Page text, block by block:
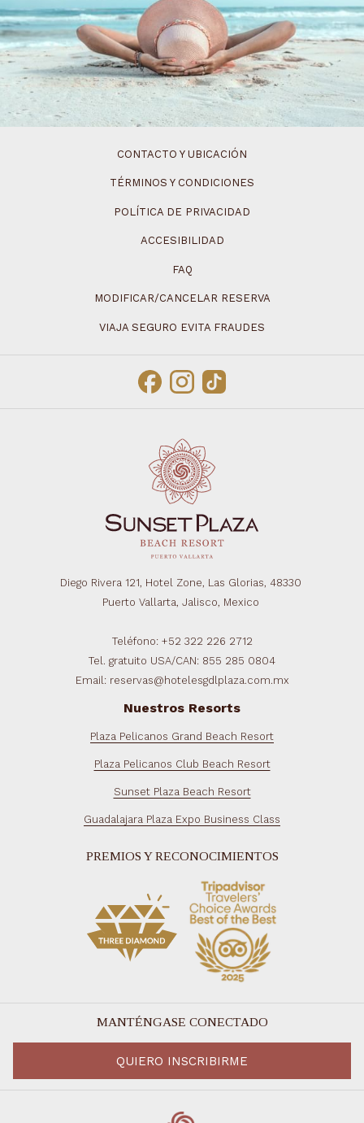
CONTACTO Y UBICACIÓN
TÉRMINOS Y CONDICIONES
POLÍTICA DE PRIVACIDAD
ACCESIBILIDAD
FAQ
MODIFICAR/CANCELAR RESERVA
VIAJA SEGURO EVITA FRAUDES
Diego Rivera 121, Hotel Zone, Las Glorias, 48330
Puerto Vallarta, Jalisco, Mexico
Teléfono: +52 322 226 2712
Tel. gratuito USA/CAN: 855 285 0804
Email: reservas@hotelesgdlplaza.com.mx
Nuestros Resorts
Plaza Pelicanos Grand Beach Resort
Plaza Pelicanos Club Beach Resort
Sunset Plaza Beach Resort
Guadalajara Plaza Expo Business Class
PREMIOS Y RECONOCIMIENTOS
MANTÉNGASE CONECTADO
QUIERO INSCRIBIRME